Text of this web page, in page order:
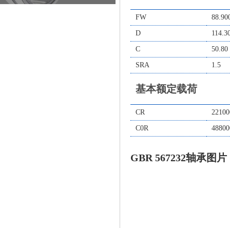
FW
D
C 50.80
SRA 1.5
基本额定载荷
CR
C0R
GBR 567232轴承图片